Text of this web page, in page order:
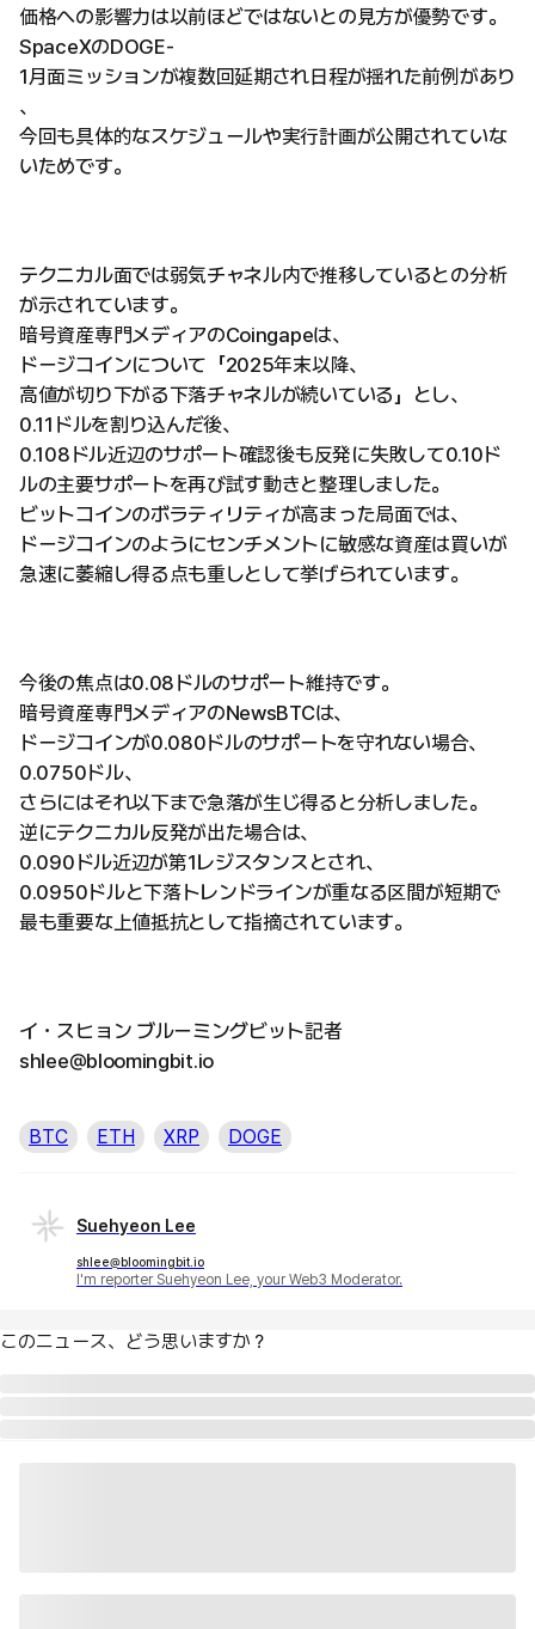
価格への影響力は以前ほどではないとの見方が優勢です。
SpaceXのDOGE-
1月面ミッションが複数回延期され日程が揺れた前例があり
、
今回も具体的なスケジュールや実行計画が公開されていな
いためです。
テクニカル面では弱気チャネル内で推移しているとの分析
が示されています。
暗号資産専門メディアのCoingapeは、
ドージコインについて「2025年末以降、
高値が切り下がる下落チャネルが続いている」とし、
0.11ドルを割り込んだ後、
0.108ドル近辺のサポート確認後も反発に失敗して0.10ド
ルの主要サポートを再び試す動きと整理しました。
ビットコインのボラティリティが高まった局面では、
ドージコインのようにセンチメントに敏感な資産は買いが
急速に萎縮し得る点も重しとして挙げられています。
今後の焦点は0.08ドルのサポート維持です。
暗号資産専門メディアのNewsBTCは、
ドージコインが0.080ドルのサポートを守れない場合、
0.0750ドル、
さらにはそれ以下まで急落が生じ得ると分析しました。
逆にテクニカル反発が出た場合は、
0.090ドル近辺が第1レジスタンスとされ、
0.0950ドルと下落トレンドラインが重なる区間が短期で
最も重要な上値抵抗として指摘されています。
イ・スヒョン ブルーミングビット記者
shlee@bloomingbit.io
BTC ETH XRP DOGE
Suehyeon Lee
shlee@bloomingbit.io
I'm reporter Suehyeon Lee, your Web3 Moderator.
このニュース、どう思いますか？